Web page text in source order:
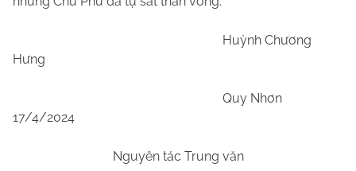
Huỳnh Chương
Hưng
Quy Nhơn
17/4/2024
Nguyên tác Trung văn